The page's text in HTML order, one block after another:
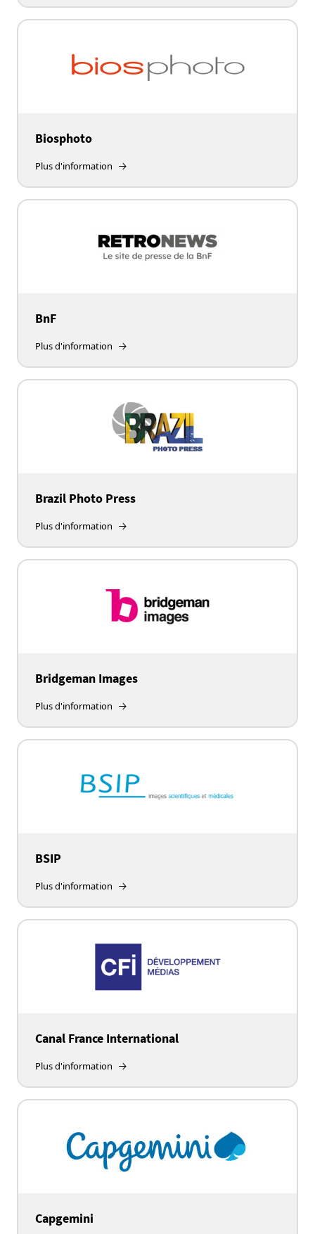
Biosphoto
Plus d'information
BnF
Plus d'information
Brazil Photo Press
Plus d'information
Bridgeman Images
Plus d'information
BSIP
Plus d'information
Canal France International
Plus d'information
Capgemini